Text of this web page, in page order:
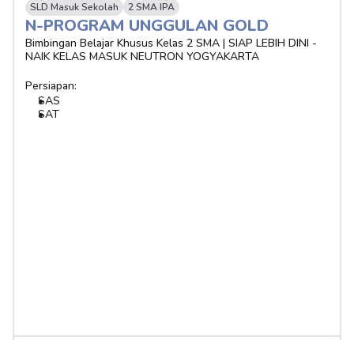
SLD Masuk Sekolah 2 SMA IPA
N-PROGRAM UNGGULAN GOLD
Bimbingan Belajar Khusus Kelas 2 SMA | SIAP LEBIH DINI -
NAIK KELAS MASUK NEUTRON YOGYAKARTA
Persiapan:
SAS
SAT